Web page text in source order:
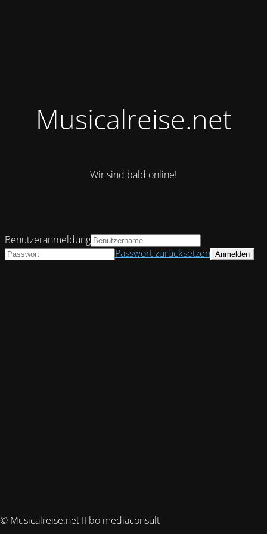
Musicalreise.net
Wir sind bald online!
© Musicalreise.net II bo mediaconsult
Benutzeranmeldung
Passwort zurücksetzen